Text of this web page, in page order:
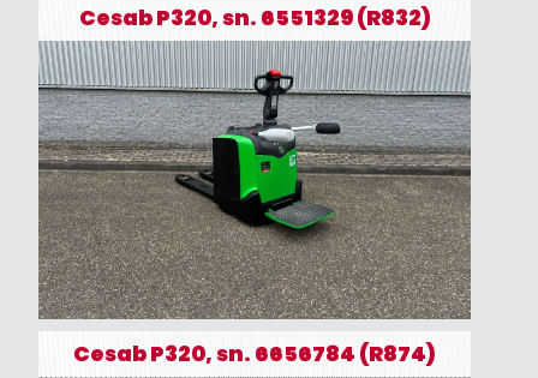
Cesab P320, sn. 6551329 (R832)
Cesab P320, sn. 6656784 (R874)